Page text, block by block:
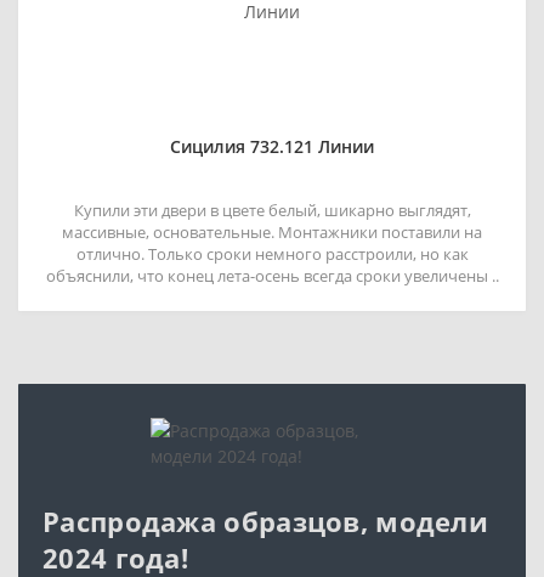
Сицилия 732.121 Линии
Купили эти двери в цвете белый, шикарно выглядят,
массивные, основательные. Монтажники поставили на
отлично. Только сроки немного расстроили, но как
объяснили, что конец лета-осень всегда сроки увеличены ..
Распродажа образцов, модели
2024 года!